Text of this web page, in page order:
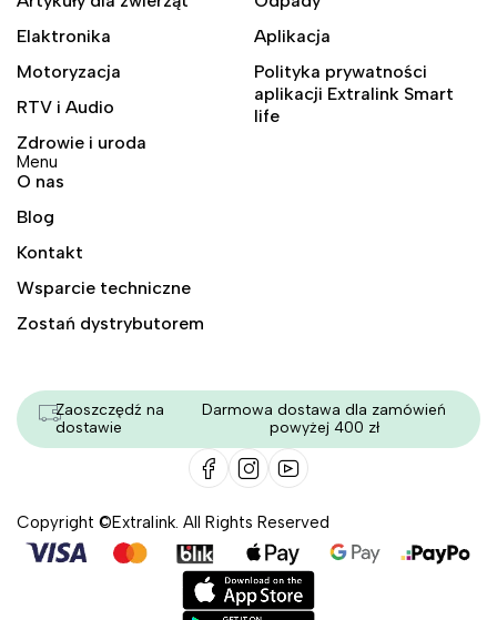
Elaktronika
Motoryzacja
RTV i Audio
Zdrowie i uroda
Aplikacja
Polityka prywatności
aplikacji Extralink Smart
life
Menu
O nas
Blog
Kontakt
Wsparcie techniczne
Zostań dystrybutorem
Zaoszczędź na
dostawie
Darmowa dostawa dla zamówień
powyżej 400 zł
Copyright ©Extralink. All Rights Reserved